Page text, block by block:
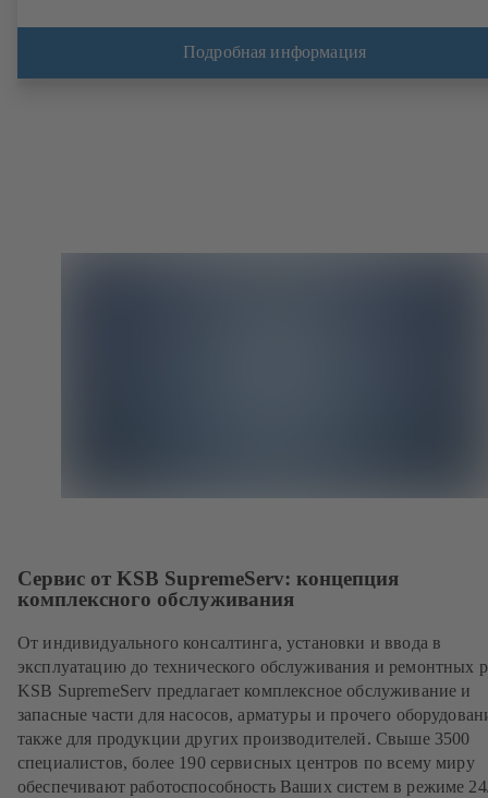
возможным одностороннее крепление к фланцу трубопровода и
монтаж в качестве концевой арматуры. Присоединения по
Подробная информация
Сервис от KSB SupremeServ: концепция
комплексного обслуживания
От индивидуального консалтинга, установки и ввода в
эксплуатацию до технического обслуживания и ремонтных
KSB SupremeServ предлагает комплексное обслуживание и
запасные части для насосов, арматуры и прочего
также для продукции других производителей. Свыше 3500
специалистов, более 190 сервисных центров по всему миру
обеспечивают работоспособность Ваших систем в режиме